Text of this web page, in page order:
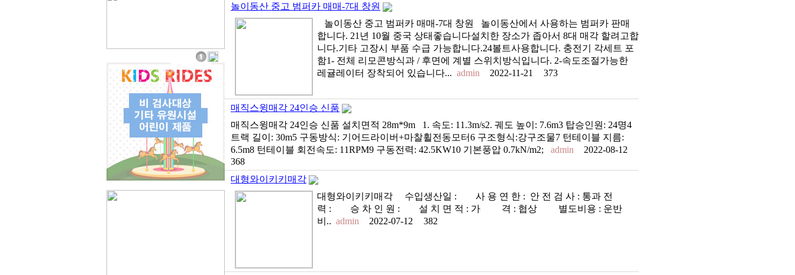
놀이동산 중고 범퍼카 매매-7대 창원
놀이동산 중고 범퍼카 매매-7대 창원 놀이동산에서 사용하는 범퍼카 판매
합니다. 21년 10월 중국 상태좋습니다 ​ 설치한 장소가 좁아서 8대 매각 할려고합
니다. ​ 기타 고장시 부품 수급 가능합니다. ​ 24볼트사용합니다. 충전기 각세트 포
함 ​ 1- 전체 리모콘방식과 / 후면에 계별 스위치방식입니다. 2-속도조절가능한
레귤레이터 장착되어 있습니다. ​ .. admin 2022-11-21 373
매직스윙매각 24인승 신품
매직스윙매각 24인승 신품 설치면적 28m*9m 1. 속도: 11.3m/s2. 궤도 높이: 7.6m3 탑승인원: 24명4
트랙 길이: 30m5 구동방식: 기어드라이버+마찰휠전동모터6 구조형식:강구조물7 턴테이블 지름:
6.5m8 턴테이블 회전속도: 11RPM9 구동전력: 42.5KW10 기본풍압 0.7kN/m2;
admin
2022-08-12
368
대형와이키키매각
대형와이키키매각 수입생산일 : 사 용 연 한 : 안 전 검 사 : 통과 전
력 : 승 차 인 원 : 설 치 면 적 : 가 격 : 협상 별도비용 : 운반
비.. admin 2022-07-12 382